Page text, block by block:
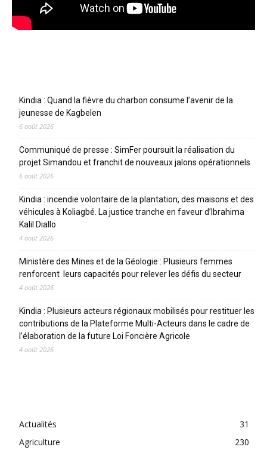
Kindia : Quand la fièvre du charbon consume l’avenir de la
jeunesse de Kagbelen
6 août 2026
Communiqué de presse : SimFer poursuit la réalisation du
projet Simandou et franchit de nouveaux jalons opérationnels
6 août 2026
Kindia : incendie volontaire de la plantation, des maisons et des
véhicules à Koliagbé. La justice tranche en faveur d’Ibrahima
Kalil Diallo
4 août 2026
Ministère des Mines et de la Géologie : Plusieurs femmes
renforcent leurs capacités pour relever les défis du secteur
4 août 2026
Kindia : Plusieurs acteurs régionaux mobilisés pour restituer les
contributions de la Plateforme Multi-Acteurs dans le cadre de
l’élaboration de la future Loi Foncière Agricole
4 août 2026
Actualités
31
Agriculture
230